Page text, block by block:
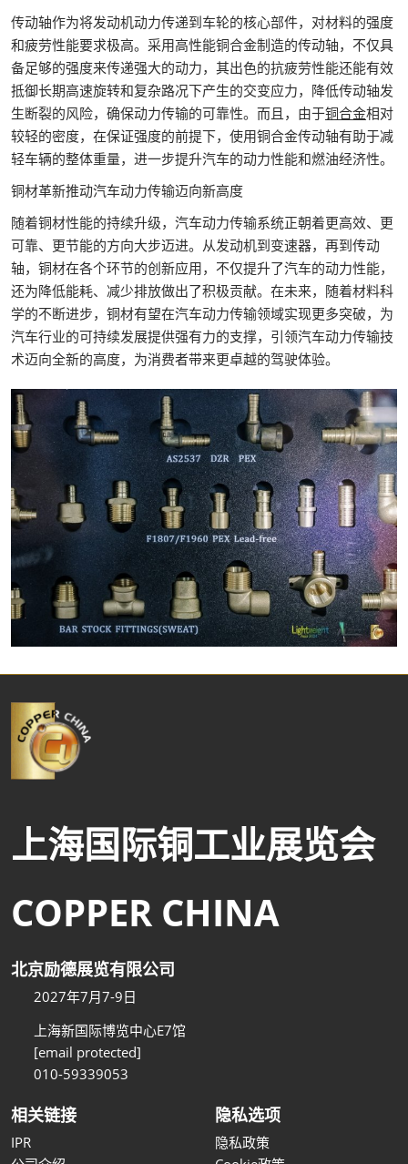
传动轴作为将发动机动力传递到车轮的核心部件，对材料的强度
和疲劳性能要求极高。采用高性能铜合金制造的传动轴，不仅具
备足够的强度来传递强大的动力，其出色的抗疲劳性能还能有效
抵御长期高速旋转和复杂路况下产生的交变应力，降低传动轴发
生断裂的风险，确保动力传输的可靠性。而且，由于铜合金相对
较轻的密度，在保证强度的前提下，使用铜合金传动轴有助于减
轻车辆的整体重量，进一步提升汽车的动力性能和燃油经济性。​
铜材革新推动汽车动力传输迈向新高度​
随着铜材性能的持续升级，汽车动力传输系统正朝着更高效、更
可靠、更节能的方向大步迈进。从发动机到变速器，再到传动
轴，铜材在各个环节的创新应用，不仅提升了汽车的动力性能，
还为降低能耗、减少排放做出了积极贡献。在未来，随着材料科
学的不断进步，铜材有望在汽车动力传输领域实现更多突破，为
汽车行业的可持续发展提供强有力的支撑，引领汽车动力传输技
术迈向全新的高度，为消费者带来更卓越的驾驶体验。
上海国际铜工业展览会
COPPER CHINA
北京励德展览有限公司
2027年7月7-9日
上海新国际博览中心E7馆
[email protected]
010-59339053
相关链接
IPR
隐私选项
隐私政策